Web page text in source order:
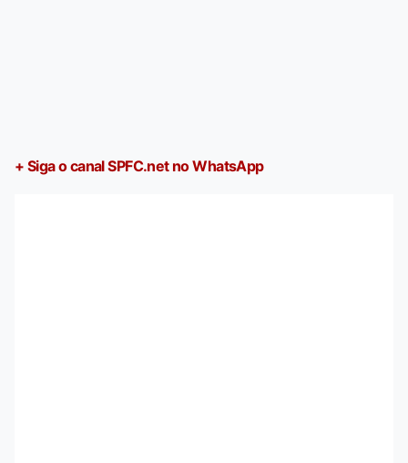
+ Siga o canal SPFC.net no WhatsApp